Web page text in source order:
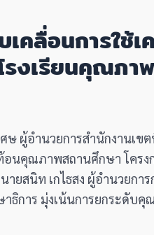
คลื่อนการใ
รงเรียนคุณภาพ
ษ ผู้อำนวยการสำนักงานเ
นคุณภาพสถานศึกษา โครง
ายสนิท เกไธสง ผู้อำนวยก
ธิการ มุ่งเน้นการยกระดับ